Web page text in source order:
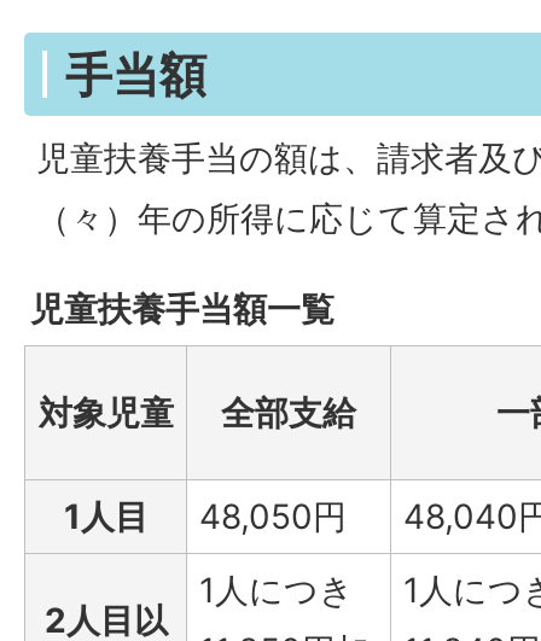
手当額
児童扶養手当の額は、請求者及
（々）年の所得に応じて算定さ
児童扶養手当額一覧
対象児童 全部支給 一
1人目 48,050円 48,040
2人目以
1人につき
1人につ